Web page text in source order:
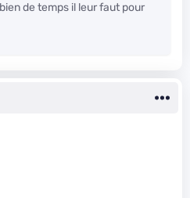
de temps il leur faut pour